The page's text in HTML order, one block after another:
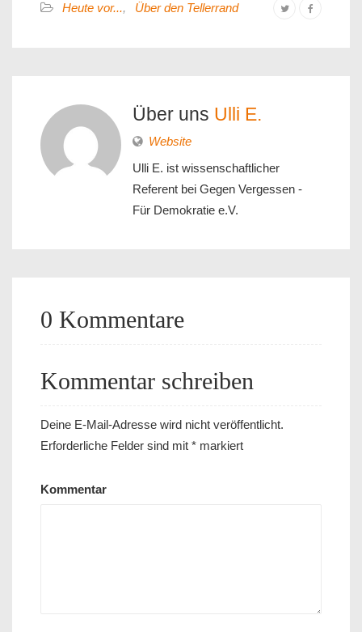
Heute vor..., Über den Tellerrand
Über uns Ulli E.
Website
Ulli E. ist wissenschaftlicher
Referent bei Gegen Vergessen -
Für Demokratie e.V.
0 Kommentare
Kommentar schreiben
Deine E-Mail-Adresse wird nicht veröffentlicht.
Erforderliche Felder sind mit * markiert
Kommentar